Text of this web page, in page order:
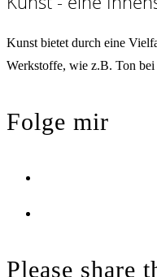
Kunst bietet durch eine
Werkstoffe, wie z.B. Ton
Folge mir
tab
Please share